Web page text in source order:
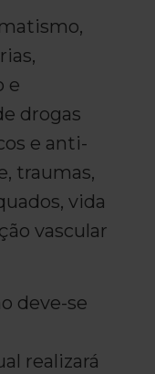
e
drogas
e anti-
traumas,
vida
vascular
deve-se
realizará